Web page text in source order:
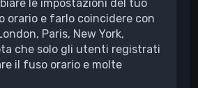
le impostazioni del tuo
orario e farlo coincidere con
Paris, New York,
che solo gli utenti registrati
il fuso orario e molte